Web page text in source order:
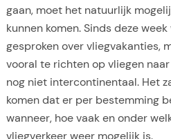
gaan, moet het natuurlijk
kunnen komen. Sinds deze
gesproken over vliegvakanties,
vooral te richten op vliegen
nog niet intercontinentaal. Het
komen dat er per bestemming
wanneer, hoe vaak en onder
vliegverkeer weer mogelijk is.